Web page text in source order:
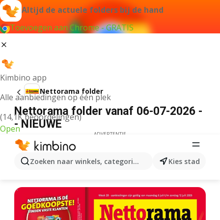
Altijd de actuele folders bij de hand
Toevoegen aan Chrome - GRATIS
Kimbino app
Alle aanbiedingen op één plek
(14,1K beoordelingen)
Open
Zoeken naar winkels, categorieën, producten...
Kies stad
Nettorama folder
Nettorama folder vanaf 06-07-2026 -
- NIEUWE
ADVERTENTIE